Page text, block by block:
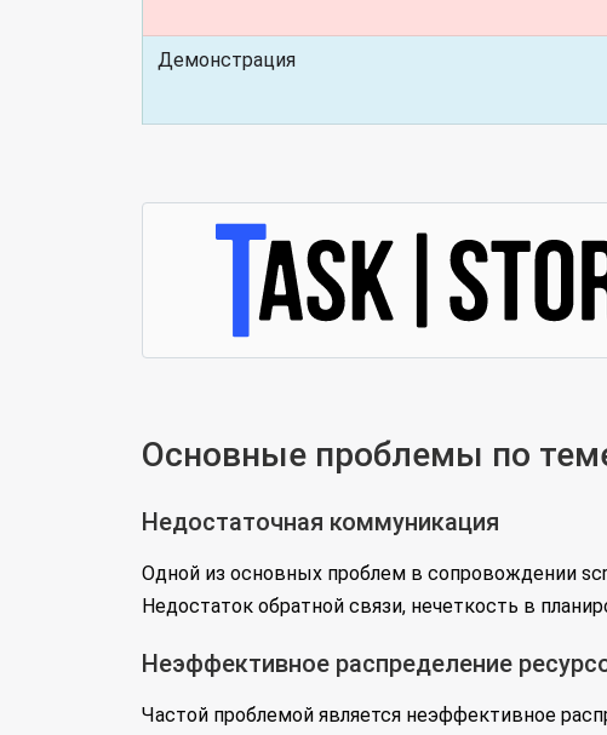
Демонстрация
Основные проблемы по
Недостаточная коммуникация
Одной из основных проблем в сопровождении
Недостаток обратной связи, нечеткость в
Неэффективное распределение
Частой проблемой является неэффективное